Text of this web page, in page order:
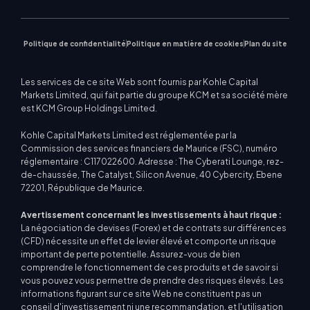
Politique de confidentialitéPolitique en matière de cookiesPlan du site
Les services de ce site Web sont fournis par Kohle Capital
Markets Limited, qui fait partie du groupe KCM et sa société mère
est KCM Group Holdings Limited.
Kohle Capital Markets Limited est réglementée par la
Commission des services financiers de Maurice (FSC), numéro
réglementaire : C117022600. Adresse : The Cyberati Lounge, rez-
de-chaussée, The Catalyst, Silicon Avenue, 40 Cybercity, Ebene
72201, République de Maurice.
Avertissement concernant les investissements à haut risque :
La négociation de devises (Forex) et de contrats sur différences
(CFD) nécessite un effet de levier élevé et comporte un risque
important de perte potentielle. Assurez-vous de bien
comprendre le fonctionnement de ces produits et de savoir si
vous pouvez vous permettre de prendre des risques élevés. Les
informations figurant sur ce site Web ne constituent pas un
conseil d'investissement ni une recommandation, et l'utilisation